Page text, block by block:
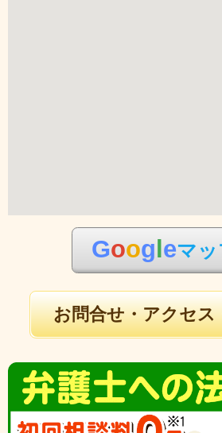
Goog eマ
お問合せ・アクセス